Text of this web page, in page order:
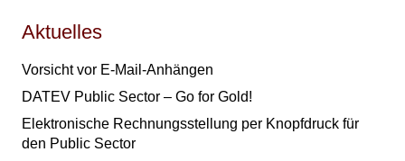
Aktuelles
Vorsicht vor E-Mail-Anhängen
DATEV Public Sector – Go for Gold!
Elektronische Rechnungsstellung per Knopfdruck für
den Public Sector